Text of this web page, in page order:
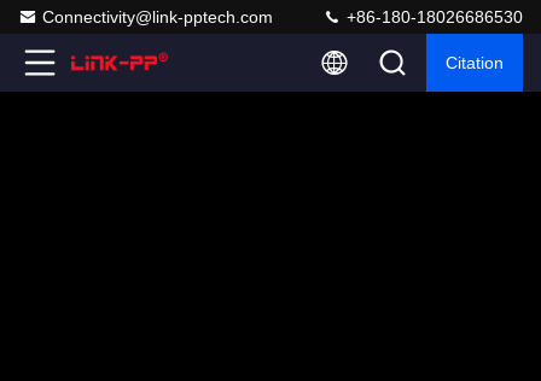
Connectivity@link-pptech.com +86-180-18026686530
Citation